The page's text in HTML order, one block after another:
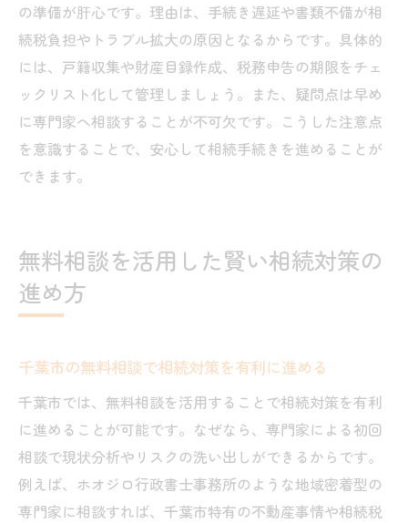
の準備が肝心です。理由は、手続き遅延や書類不備が相
続税負担やトラブル拡大の原因となるからです。具体的
には、戸籍収集や財産目録作成、税務申告の期限をチェ
ックリスト化して管理しましょう。また、疑問点は早め
に専門家へ相談することが不可欠です。こうした注意点
を意識することで、安心して相続手続きを進めることが
できます。
無料相談を活用した賢い相続対策の
進め方
千葉市の無料相談で相続対策を有利に進める
千葉市では、無料相談を活用することで相続対策を有利
に進めることが可能です。なぜなら、専門家による初回
相談で現状分析やリスクの洗い出しができるからです。
例えば、ホオジロ行政書士事務所のような地域密着型の
専門家に相談すれば、千葉市特有の不動産事情や相続税